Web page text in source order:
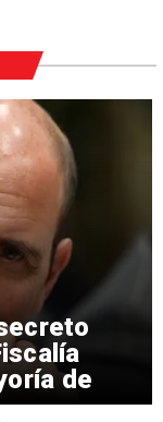
de